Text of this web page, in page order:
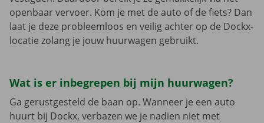
openbaar vervoer. Kom je met de auto of de fiets? Dan
laat je deze probleemloos en veilig achter op de Dockx-
locatie zolang je jouw huurwagen gebruikt.
Wat is er inbegrepen bij mijn huurwagen?
Ga gerustgesteld de baan op. Wanneer je een auto
huurt bij Dockx, verbazen we je nadien niet met